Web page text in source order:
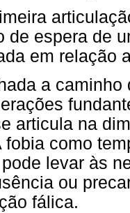
de espera de
em relação
a
articula na
fobia como
levar às
ou
fálica.